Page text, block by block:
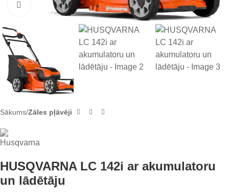
Noklikšķiniet, lai palielinātu
Sākums Zāles pļāvēji
HUSQVARNA LC 142i ar akumulatoru
un lādētāju